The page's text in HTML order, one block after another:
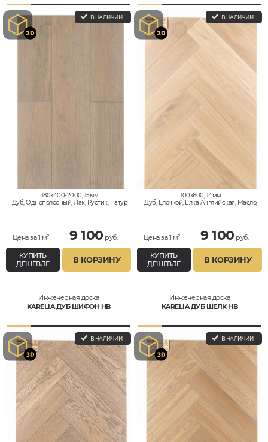
В НАЛИЧИИ
180x400-2000, 15мм
Дуб, Однополосный, Лак, Рустик, Натур
Цена за 1 м² 9 100 руб.
КУПИТЬ
ДЕШЕВЛЕ
В КОРЗИНУ
В НАЛИЧИИ
100x600, 14мм
Дуб, Елочкой, Елка Английская, Масло,
Цена за 1 м² 9 100 руб.
КУПИТЬ
ДЕШЕВЛЕ
В КОРЗИНУ
Инженерная доска
KARELIA ДУБ ШИФОН HB
В НАЛИЧИИ
Инженерная доска
KARELIA ДУБ ШЕЛК HB
В НАЛИЧИИ